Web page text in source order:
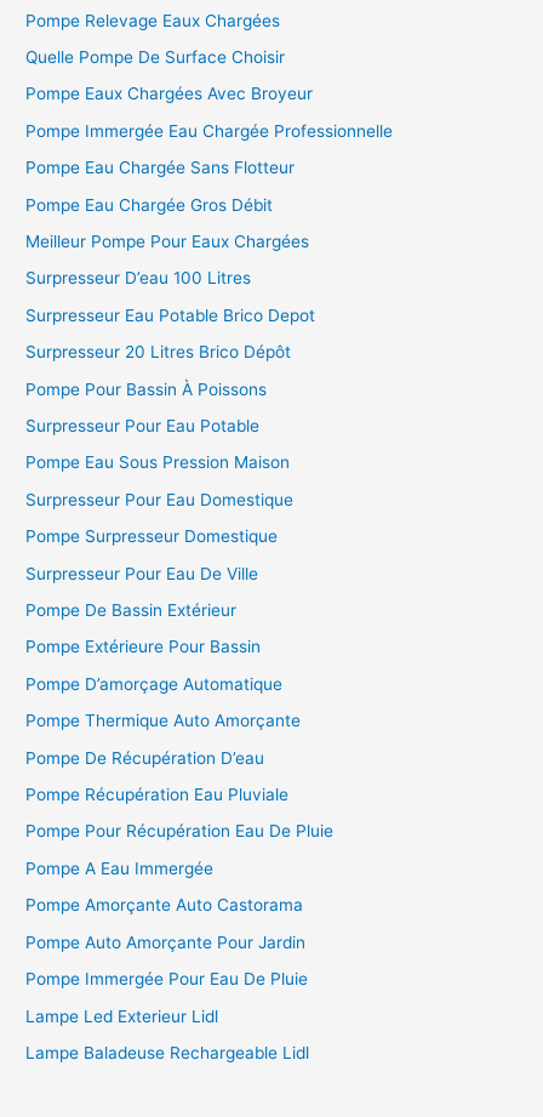
Pompe Relevage Eaux Chargées
Quelle Pompe De Surface Choisir
Pompe Eaux Chargées Avec Broyeur
Pompe Immergée Eau Chargée Professionnelle
Pompe Eau Chargée Sans Flotteur
Pompe Eau Chargée Gros Débit
Meilleur Pompe Pour Eaux Chargées
Surpresseur D’eau 100 Litres
Surpresseur Eau Potable Brico Depot
Surpresseur 20 Litres Brico Dépôt
Pompe Pour Bassin À Poissons
Surpresseur Pour Eau Potable
Pompe Eau Sous Pression Maison
Surpresseur Pour Eau Domestique
Pompe Surpresseur Domestique
Surpresseur Pour Eau De Ville
Pompe De Bassin Extérieur
Pompe Extérieure Pour Bassin
Pompe D’amorçage Automatique
Pompe Thermique Auto Amorçante
Pompe De Récupération D’eau
Pompe Récupération Eau Pluviale
Pompe Pour Récupération Eau De Pluie
Pompe A Eau Immergée
Pompe Amorçante Auto Castorama
Pompe Auto Amorçante Pour Jardin
Pompe Immergée Pour Eau De Pluie
Lampe Led Exterieur Lidl
Lampe Baladeuse Rechargeable Lidl